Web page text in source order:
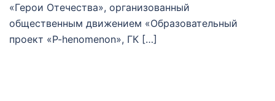
«Герои Отечества», организованный
общественным движением «Образовательный
проект «P-henomenon», ГК […]